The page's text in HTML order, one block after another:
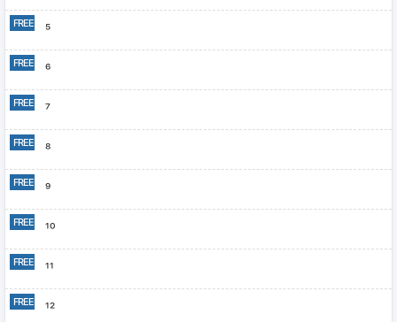
⁵
⁶
⁷
⁸
⁹
¹⁰
¹¹
¹²